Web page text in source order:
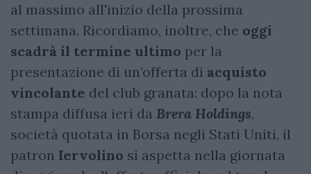
al massimo all'inizio della prossima
settimana. Ricordiamo, inoltre, che oggi
scadrà il termine ultimo per la
presentazione di un’offerta di acquisto
vincolante del club granata: dopo la nota
stampa diffusa ieri da Brera Holdings,
società quotata in Borsa negli Stati Uniti, il
patron Iervolino si aspetta nella giornata